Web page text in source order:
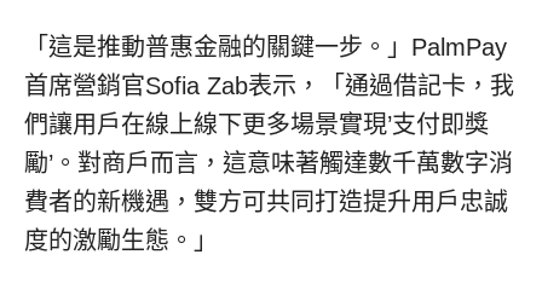
「這是推動普惠金融的關鍵一步。」PalmPay
首席營銷官Sofia Zab表示，「通過借記卡，我
們讓用戶在線上線下更多場景實現’支付即獎
勵’。對商戶而言，這意味著觸達數千萬數字消
費者的新機遇，雙方可共同打造提升用戶忠誠
度的激勵生態。」